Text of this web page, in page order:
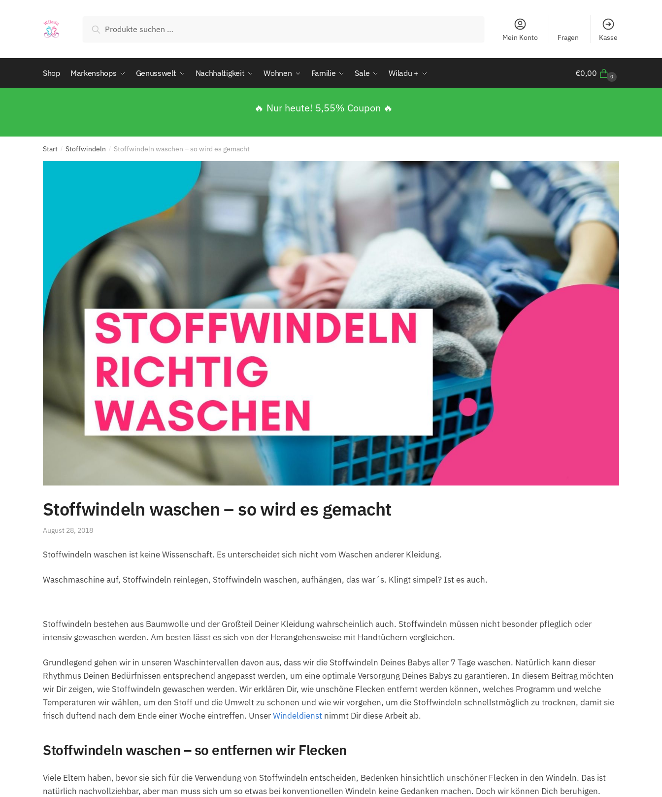
Suchen
Mein Konto Fragen Kasse
Shop Markenshops Genusswelt Nachhaltigkeit Wohnen Familie Sale Wiladu + €0,00 0
🔥 Nur heute! 5,55% Coupon 🔥
Start / Stoffwindeln / Stoffwindeln waschen – so wird es gemacht
Stoffwindeln waschen – so wird es gemacht
August 28, 2018
Stoffwindeln waschen ist keine Wissenschaft. Es unterscheidet sich nicht vom Waschen anderer Kleidung.
Waschmaschine auf, Stoffwindeln reinlegen, Stoffwindeln waschen, aufhängen, das war´s. Klingt simpel? Ist es auch.
Stoffwindeln bestehen aus Baumwolle und der Großteil Deiner Kleidung wahrscheinlich auch. Stoffwindeln müssen nicht besonder pfleglich oder
intensiv gewaschen werden. Am besten lässt es sich von der Herangehensweise mit Handtüchern vergleichen.
Grundlegend gehen wir in unseren Waschintervallen davon aus, dass wir die Stoffwindeln Deines Babys aller 7 Tage waschen. Natürlich kann dieser
Rhythmus Deinen Bedürfnissen entsprechend angepasst werden, um eine optimale Versorgung Deines Babys zu garantieren. In diesem Beitrag möchten
wir Dir zeigen, wie Stoffwindeln gewaschen werden. Wir erklären Dir, wie unschöne Flecken entfernt werden können, welches Programm und welche
Temperaturen wir wählen, um den Stoff und die Umwelt zu schonen und wie wir vorgehen, um die Stoffwindeln schnellstmöglich zu trocknen, damit sie
frisch duftend nach dem Ende einer Woche eintreffen. UnserWindeldienst nimmt Dir diese Arbeit ab.
Stoffwindeln waschen – so entfernen wir Flecken
Viele Eltern haben, bevor sie sich für die Verwendung von Stoffwindeln entscheiden, Bedenken hinsichtlich unschöner Flecken in den Windeln. Das ist
natürlich nachvollziehbar, aber man muss sich um so etwas bei konventionellen Windeln keine Gedanken machen. Doch wir können Dich beruhigen.